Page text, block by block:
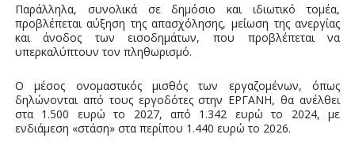
Παράλληλα, συνολικά σε δημόσιο και ιδιωτικό τομέα,
προβλέπεται αύξηση της απασχόλησης, μείωση της ανεργίας
και άνοδος των εισοδημάτων, που προβλέπεται να
υπερκαλύπτουν τον πληθωρισμό.
Ο μέσος ονομαστικός μισθός των εργαζομένων, όπως
δηλώνονται από τους εργοδότες στην ΕΡΓΑΝΗ, θα ανέλθει
στα 1.500 ευρώ το 2027, από 1.342 ευρώ το 2024, με
ενδιάμεση «στάση» στα περίπου 1.440 ευρώ το 2026.